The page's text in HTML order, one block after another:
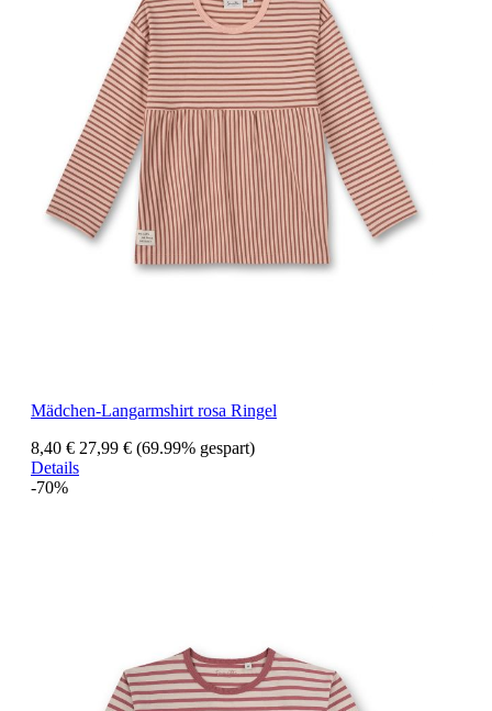
Mädchen-Langarmshirt rosa Ringel
8,40 € 27,99 € (69.99% gespart)
Details
-70%